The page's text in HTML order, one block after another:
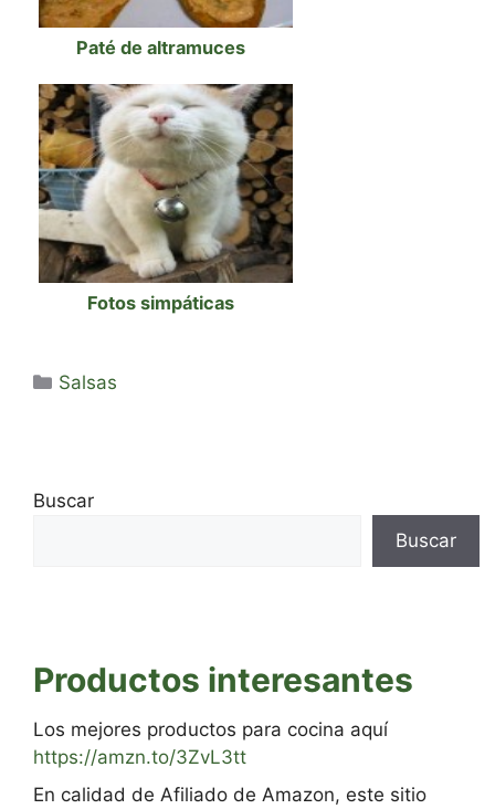
Paté de altramuces
Fotos simpáticas
Categorías
Salsas
Buscar
Buscar
Productos interesantes
Los mejores productos para cocina aquí
https://amzn.to/3ZvL3tt
En calidad de Afiliado de Amazon, este sitio